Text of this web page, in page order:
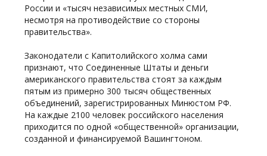
России и «тысяч независимых местных СМИ,
несмотря на противодействие со стороны
правительства».
Законодатели с Капитолийского холма сами
признают, что Соединенные Штаты и деньги
американского правительства стоят за каждым
пятым из примерно 300 тысяч общественных
объединений, зарегистрированных Минюстом РФ.
На каждые 2100 человек российского населения
приходится по одной «общественной» организации,
созданной и финансируемой Вашингтоном.